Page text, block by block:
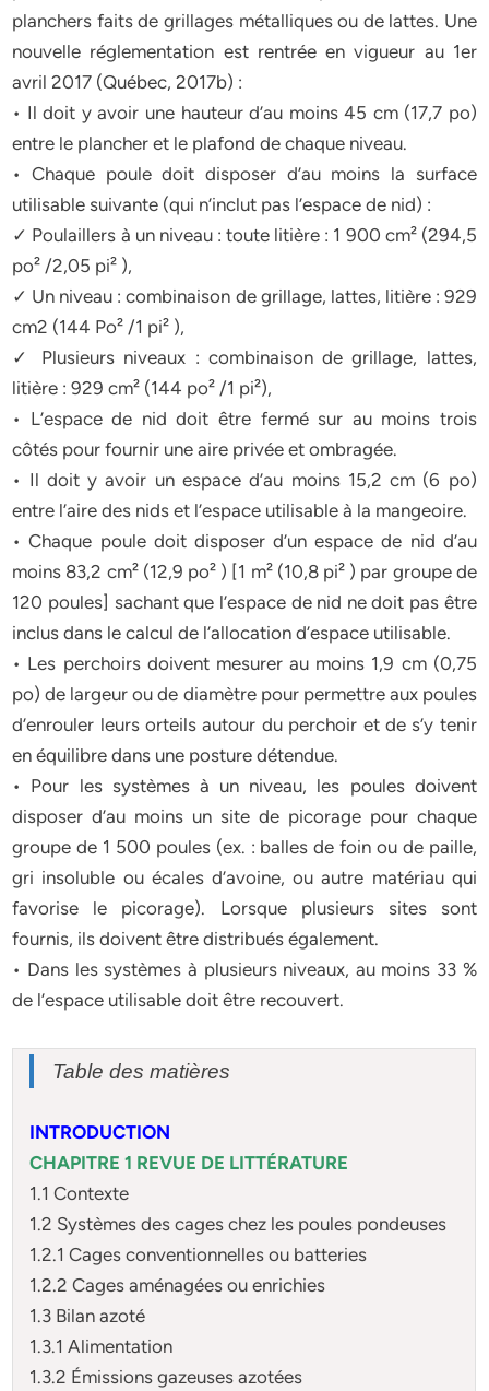
planchers faits de grillages métalliques ou de lattes. Une
nouvelle réglementation est rentrée en vigueur au 1er
avril 2017 (Québec, 2017b) :
• Il doit y avoir une hauteur d’au moins 45 cm (17,7 po)
entre le plancher et le plafond de chaque niveau.
• Chaque poule doit disposer d’au moins la surface
utilisable suivante (qui n’inclut pas l’espace de nid) :
✓ Poulaillers à un niveau : toute litière : 1 900 cm² (294,5
po² /2,05 pi² ),
✓ Un niveau : combinaison de grillage, lattes, litière : 929
cm2 (144 Po² /1 pi² ),
✓ Plusieurs niveaux : combinaison de grillage, lattes,
litière : 929 cm² (144 po² /1 pi²),
• L’espace de nid doit être fermé sur au moins trois
côtés pour fournir une aire privée et ombragée.
• Il doit y avoir un espace d’au moins 15,2 cm (6 po)
entre l’aire des nids et l’espace utilisable à la mangeoire.
• Chaque poule doit disposer d’un espace de nid d’au
moins 83,2 cm² (12,9 po² ) [1 m² (10,8 pi² ) par groupe de
120 poules] sachant que l’espace de nid ne doit pas être
inclus dans le calcul de l’allocation d’espace utilisable.
• Les perchoirs doivent mesurer au moins 1,9 cm (0,75
po) de largeur ou de diamètre pour permettre aux poules
d’enrouler leurs orteils autour du perchoir et de s’y tenir
en équilibre dans une posture détendue.
• Pour les systèmes à un niveau, les poules doivent
disposer d’au moins un site de picorage pour chaque
groupe de 1 500 poules (ex. : balles de foin ou de paille,
gri insoluble ou écales d’avoine, ou autre matériau qui
favorise le picorage). Lorsque plusieurs sites sont
fournis, ils doivent être distribués également.
• Dans les systèmes à plusieurs niveaux, au moins 33 %
de l’espace utilisable doit être recouvert.
Table des matières
INTRODUCTION
CHAPITRE 1 REVUE DE LITTÉRATURE
1.1 Contexte
1.2 Systèmes des cages chez les poules pondeuses
1.2.1 Cages conventionnelles ou batteries
1.2.2 Cages aménagées ou enrichies
1.3 Bilan azoté
1.3.1 Alimentation
1.3.2 Émissions gazeuses azotées